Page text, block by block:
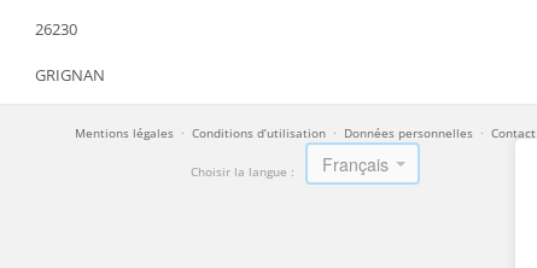
26230
GRIGNAN
Mentions légales· Conditions d’utilisation· Données personnelles· Contact
Choisir la langue : Français